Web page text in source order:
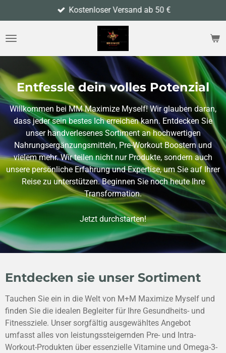
Hauptinhalt
springen
Kostenloser Versand ab 50 €
Entfessle dein volles Potenzial
Willkommen bei MM Maximize Myself! Wir glauben daran,
dass jeder sein bestes Ich erreichen kann. Entdecken Sie
unser handverlesenes Sortiment an hochwertigen
Nahrungsergänzungsmitteln, Pre-Workout Boostern und
vielem mehr. Wir teilen nicht nur Produkte, sondern auch
unsere persönliche Erfahrung und Expertise, um Sie auf Ihrer
Reise zu unterstützen. Beginnen Sie noch heute Ihre
Transformation.
Jetzt durchstarten!
Entdecken sie unser Sortiment
Tauchen Sie ein in die Welt von M+M Maximize Myself und
finden Sie die idealen Begleiter für Ihre Gesundheits- und
Fitnessziele. Unser sorgfältig ausgewähltes Angebot
umfasst alles von leistungssteigernden Pre- und Intra-
Workout-Produkten über essenzielle Vitamine und Omega-3-